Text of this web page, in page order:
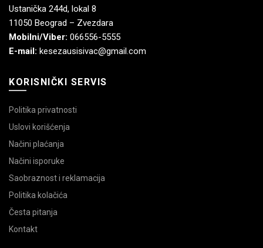
Ustanička 244d, lokal 8
11050 Beograd – Zvezdara
Mobilni/Viber: 066556-5555
E-mail: kesezausisivac@gmail.com
KORISNIČKI SERVIS
Politika privatnosti
Uslovi korišćenja
Načini plaćanja
Načini isporuke
Saobraznost i reklamacija
Politika kolačića
Česta pitanja
Kontakt